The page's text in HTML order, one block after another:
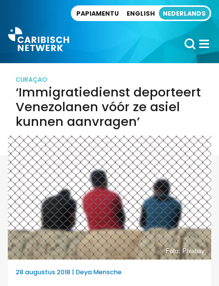
PAPIAMENTU ENGLISH NEDERLANDS
CURAÇAO
‘Immigratiedienst deporteert
Venezolanen vóór ze asiel
kunnen aanvragen’
Foto: Pixabay
28 augustus 2018 | Deya Mensche